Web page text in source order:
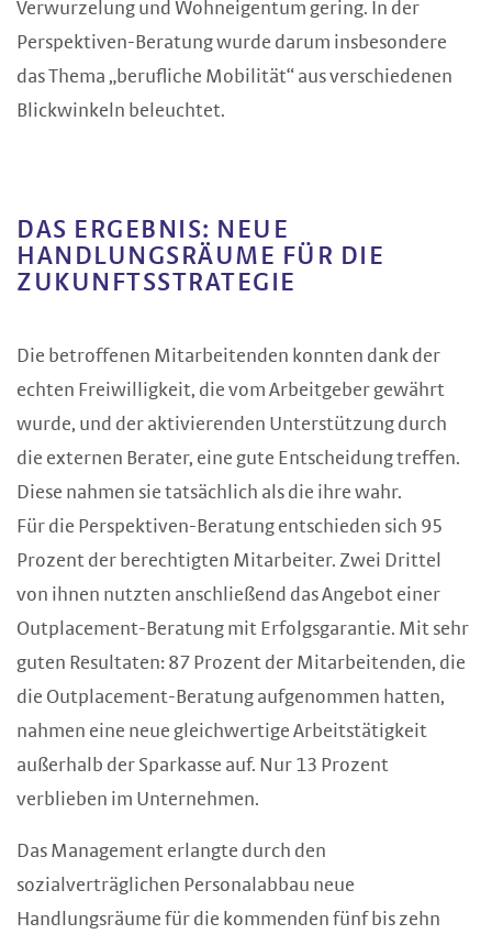
Verwurzelung und Wohneigentum gering. In der
Perspektiven-Beratung wurde darum insbesondere
das Thema „berufliche Mobilität“ aus verschiedenen
Blickwinkeln beleuchtet.
DAS ERGEBNIS: NEUE
HANDLUNGSRÄUME FÜR DIE
ZUKUNFTSSTRATEGIE
Die betroffenen Mitarbeitenden konnten dank der
echten Freiwilligkeit, die vom Arbeitgeber gewährt
wurde, und der aktivierenden Unterstützung durch
die externen Berater, eine gute Entscheidung treffen.
Diese nahmen sie tatsächlich als die ihre wahr.
Für die Perspektiven-Beratung entschieden sich 95
Prozent der berechtigten Mitarbeiter. Zwei Drittel
von ihnen nutzten anschließend das Angebot einer
Outplacement-Beratung mit Erfolgsgarantie. Mit sehr
guten Resultaten: 87 Prozent der Mitarbeitenden, die
die Outplacement-Beratung aufgenommen hatten,
nahmen eine neue gleichwertige Arbeitstätigkeit
außerhalb der Sparkasse auf. Nur 13 Prozent
verblieben im Unternehmen.
Das Management erlangte durch den
sozialverträglichen Personalabbau neue
Handlungsräume für die kommenden fünf bis zehn